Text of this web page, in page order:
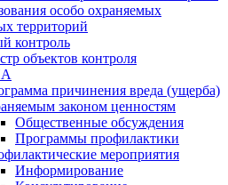
особо охраняемых
территорий
контроль
объектов контроля
причинения вреда (ущерба)
законом ценностям
Общественные обсуждения
Программы профилактики
мероприятия
Информирование